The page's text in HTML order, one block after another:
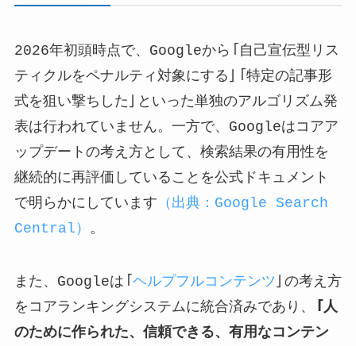
2026年初頭時点で、Googleから「自己宣伝型リス
ティクルをペナルティ対象にする」「特定の記事形
式を狙い撃ちした」といった単独のアルゴリズム発
表は行われていません。一方で、Googleはコアア
ップデートの考え方として、検索結果の有用性を
継続的に再評価していることを公式ドキュメント
で明らかにしています （出典：Google Search
Central） 。
また、Googleは「 ヘルプフルコンテンツ 」の考え方
をコアランキングシステムに統合済みであり、
「人
のために作られた、信頼できる、有用なコンテン